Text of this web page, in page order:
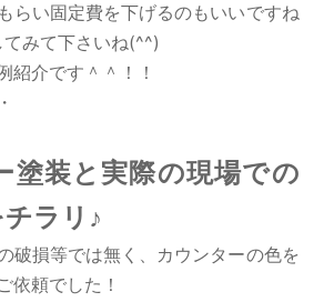
らい固定費を下げるのもいいですね
みて下さいね(^^)
紹介です＾＾！！
塗装と実際の現場での
ラリ♪
破損等では無く、カウンターの色を
依頼でした！